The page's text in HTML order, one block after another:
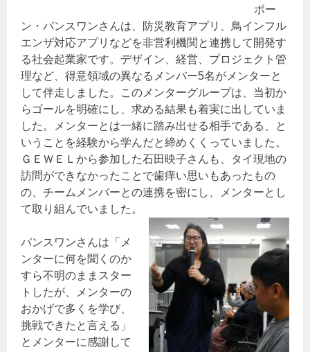
ポー
ン・パンスワンさんは、防災教育アプリ、鳥インフル
エンザ対応アプリなどを非営利機関と連携して開発す
る社会起業家です。デザイン、経営、プロジェクト管
理など、得意領域の異なるメンバー5名がメンターと
して伴走しました。このメンターグループは、当初か
らゴールを明確にし、求める結果も着実に出していま
した。メンターとは一緒に踏み出せる相手である、と
いうことを経験から学んだと締めくくっていました。
ＧＥＷＥＬから参加した石田映子さんも、タイ現地の
訪問ができなかったことで歯痒い思いもあったもの
の、チームメンバーとの連携を密にし、メンターとし
て取り組んでいました。
パンスワンさんは「メ
ンターに何を聞くのか
すら不明のままスター
トしたが、メンターの
おかげで多くを学び、
挑戦できたと言える」
とメンターに感謝して